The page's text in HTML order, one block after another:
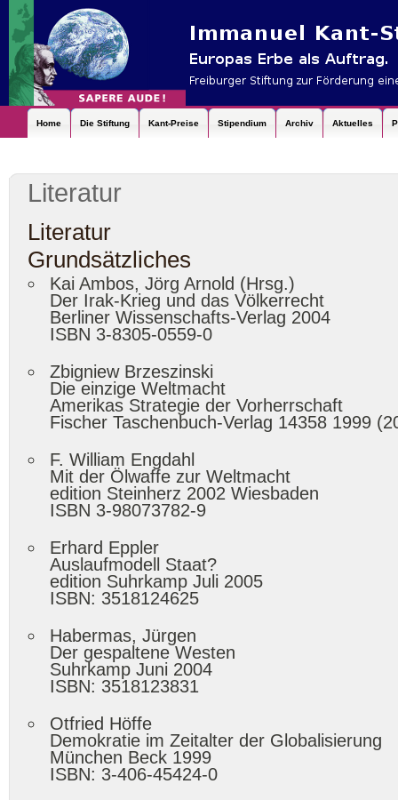
Home Die Stiftung Kant-Preise Stipendium Archiv Aktuelles
Literatur
Literatur
Grundsätzliches
Kai Ambos, Jörg Arnold (Hrsg.)
Der Irak-Krieg und das Völkerrecht
Berliner Wissenschafts-Verlag 2004
ISBN 3-8305-0559-0
Zbigniew Brzeszinski
Die einzige Weltmacht
Amerikas Strategie der Vorherrschaft
Fischer Taschenbuch-Verlag 14358 1999
F. William Engdahl
Mit der Ölwaffe zur Weltmacht
edition Steinherz 2002 Wiesbaden
ISBN 3-98073782-9
Erhard Eppler
Auslaufmodell Staat?
edition Suhrkamp Juli 2005
ISBN: 3518124625
Habermas, Jürgen
Der gespaltene Westen
Suhrkamp Juni 2004
ISBN: 3518123831
Otfried Höffe
Demokratie im Zeitalter der Globalisierung
München Beck 1999
ISBN: 3-406-45424-0